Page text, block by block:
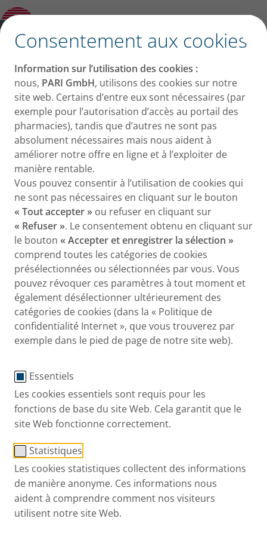
Consentement aux cookies
Information sur l’utilisation des cookies :
nous, PARI GmbH, utilisons des cookies sur notre
site web. Certains d’entre eux sont nécessaires (par
exemple pour l’autorisation d’accès au portail des
pharmacies), tandis que d’autres ne sont pas
absolument nécessaires mais nous aident à
améliorer notre offre en ligne et à l’exploiter de
manière rentable.
Vous pouvez consentir à l’utilisation de cookies qui
ne sont pas nécessaires en cliquant sur le bouton
« Tout accepter » ou refuser en cliquant sur
« Refuser ». Le consentement obtenu en cliquant sur
le bouton « Accepter et enregistrer la sélection »
comprend toutes les catégories de cookies
présélectionnées ou sélectionnées par vous. Vous
pouvez révoquer ces paramètres à tout moment et
également désélectionner ultérieurement des
catégories de cookies (dans la « Politique de
confidentialité Internet », que vous trouverez par
exemple dans le pied de page de notre site web).
Essentiels
Les cookies essentiels sont requis pour les
fonctions de base du site Web. Cela garantit que le
site Web fonctionne correctement.
Statistiques
Les cookies statistiques collectent des informations
de manière anonyme. Ces informations nous
aident à comprendre comment nos visiteurs
utilisent notre site Web.
Chambre d'inhalation
Transformateur pour
No de commande: 55G7100
Accueil
Nos produits Accessories and
01 56 83 85 00
Contactez-nous